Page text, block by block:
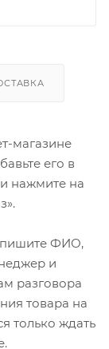
магазине
его в
нажмите на
ФИО,
и
разговора
товара на
только ждать